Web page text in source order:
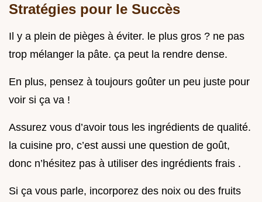
Stratégies pour le Succès
Il y a plein de pièges à éviter. le plus gros ? ne pas
trop mélanger la pâte. ça peut la rendre dense.
En plus, pensez à toujours goûter un peu juste pour
voir si ça va !
Assurez vous d’avoir tous les ingrédients de qualité.
la cuisine pro, c’est aussi une question de goût,
donc n’hésitez pas à utiliser des ingrédients frais .
Si ça vous parle, incorporez des noix ou des fruits